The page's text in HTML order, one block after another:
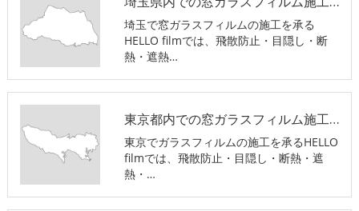
埼玉で窓ガラスフィルムの施工を承る
HELLO filmでは、飛散防止・目隠し・断
熱・遮熱…
東京都内での窓ガラスフィルム施工ならHELLO filmにお任せ下さい。
東京でガラスフィルムの施工を承るHELLO
filmでは、飛散防止・目隠し・断熱・遮
熱・…